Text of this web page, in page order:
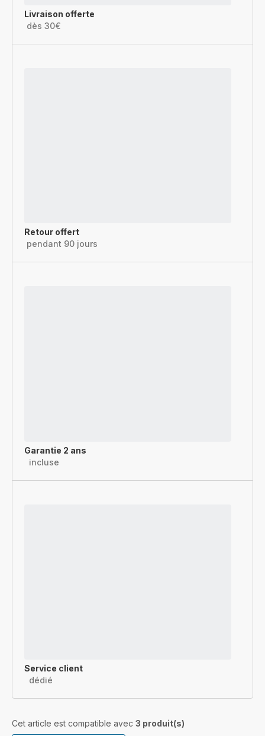
Livraison offerte
dès 30€
Retour offert
pendant 90 jours
Garantie 2 ans
incluse
Service client
dédié
Cet article est compatible avec 3 produit(s)